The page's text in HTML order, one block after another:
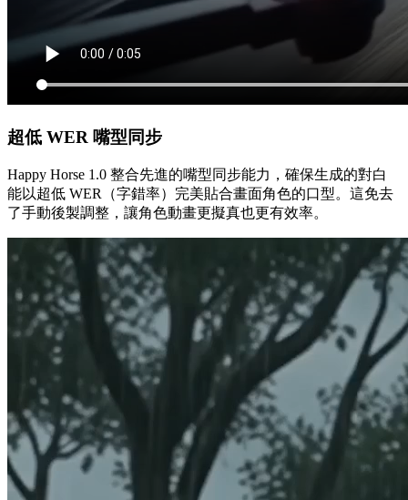
超低 WER 嘴型同步
Happy Horse 1.0 整合先進的嘴型同步能力，確保生成的對白
能以超低 WER（字錯率）完美貼合畫面角色的口型。這免去
了手動後製調整，讓角色動畫更擬真也更有效率。